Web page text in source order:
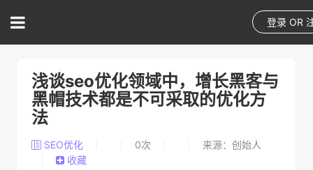
登录 OR
浅谈seo优化领域中，增长黑客与
黑帽技术都是不可采取的优化方
法
SEO优化 0次
来源：创始人
收藏